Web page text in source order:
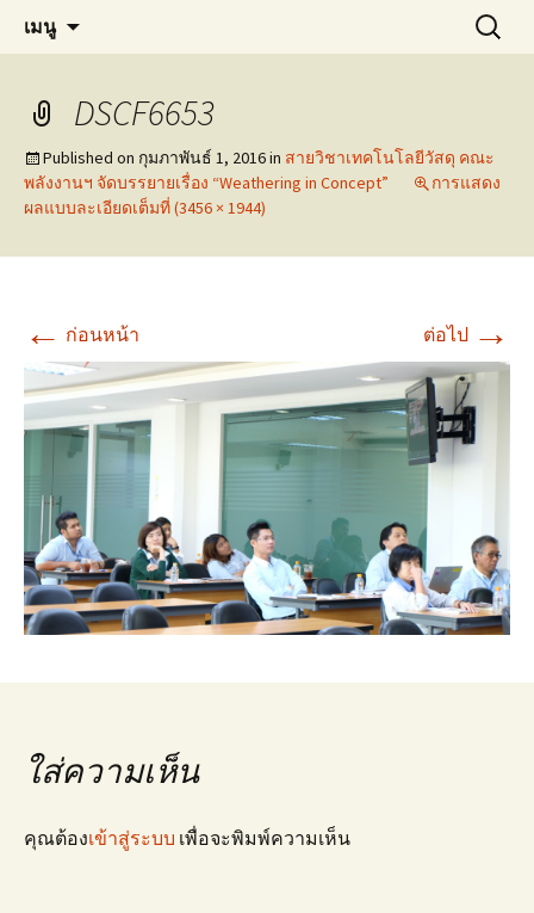
เนื้อหา
MT KMUTT
Materials Technology, KMUTT
เมนู
ค้นหา
สำหรับ:
DSCF6653
Published on กุมภาพันธ์ 1, 2016in สายวิชาเทคโนโลยีวัสดุ คณะ
พลังงานฯ จัดบรรยายเรื่อง “Weathering in Concept”
การแสดง
ผลแบบละเอียดเต็มที่ (3456 × 1944)
← ก่อนหน้า ต่อไป →
ใส่ความเห็น
คุณต้องเข้าสู่ระบบ เพื่อจะพิมพ์ความเห็น